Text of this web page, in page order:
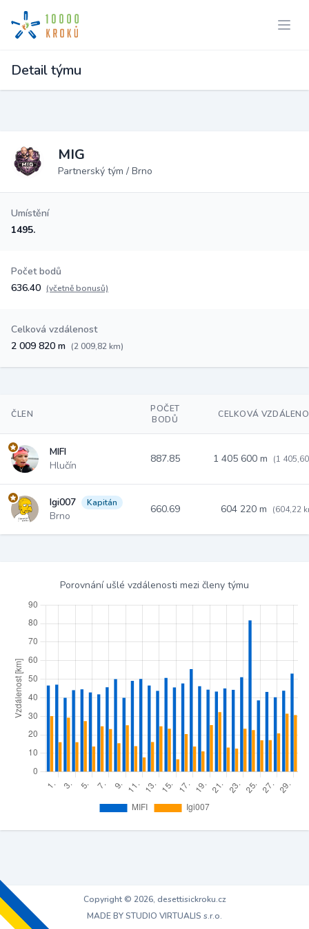
Detail týmu
MIG
Partnerský tým / Brno
Umístění
1495.
Počet bodů
636.40 (včetně bonusů)
Celková vzdálenost
2 009 820 m (2 009,82 km)
ČLEN
POČET
BODŮ
CELKOVÁ
MIFI
Hlučín
887.85 1 405 600 m (1
Igi007 Kapitán
Brno
660.69 604 220 m (604,22
Porovnání ušlé vzdálenosti mezi členy týmu
Copyright © 2026, desettisickroku.cz
MADE BY STUDIO VIRTUALIS s.r.o.